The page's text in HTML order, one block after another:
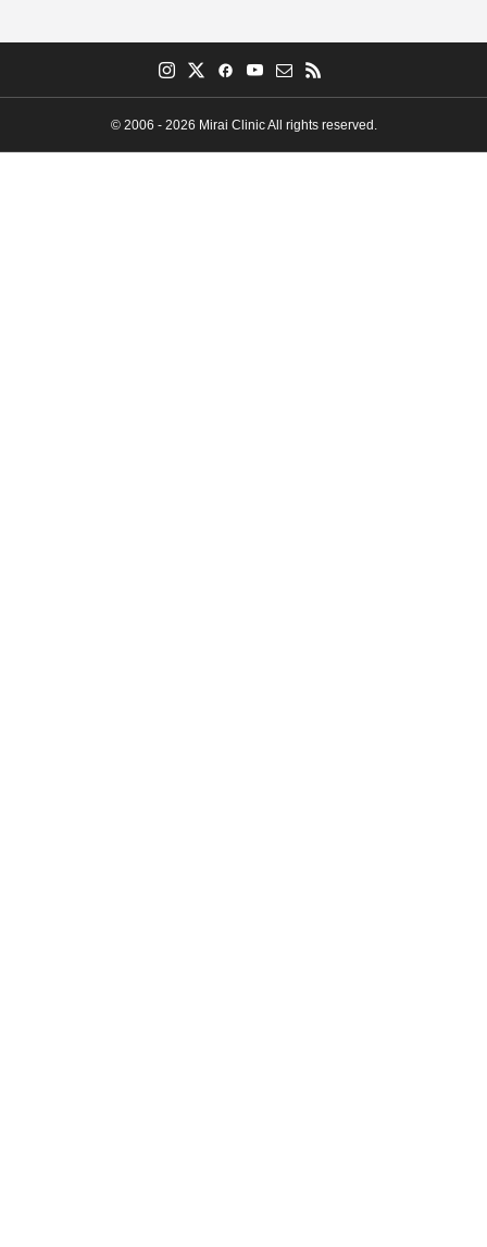
© 2006 - 2026 Mirai Clinic All rights reserved.